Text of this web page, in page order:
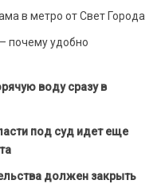
в метро от Свет Города
почему удобно
воду сразу в
под суд идет еще
должен закрыть